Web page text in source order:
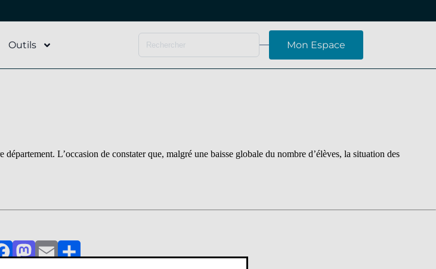
Outils Mon Espace
L’occasion de constater que, malgré une baisse globale du nombre d’élèves, la situation des
FacebookMastodon
EmailPartager